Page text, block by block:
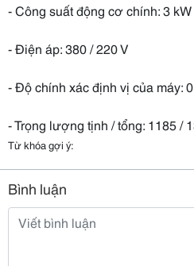
- Công suất động cơ chính: 3 kW
- Điện áp: 380 / 220 V
- Độ chính xác định vị của máy:
- Trọng lượng tịnh / tổng: 1185 /
Từ khóa gợi ý:
Bình luận